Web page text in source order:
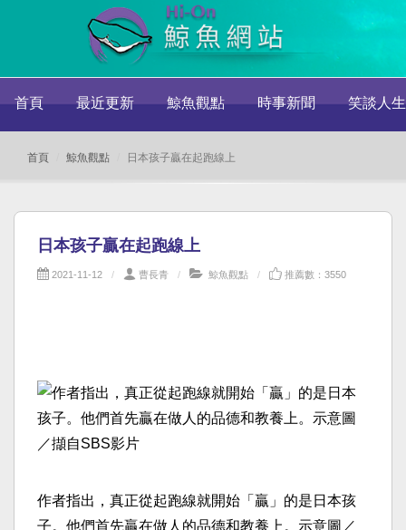
首頁 最近更新 鯨魚觀點 時事新聞 笑談人生
首頁 鯨魚觀點 日本孩子贏在起跑線上
日本孩子贏在起跑線上
2021-11-12 曹長青 鯨魚觀點 推薦數：3550
作者指出，真正從起跑線就開始「贏」的是日本孩
子。他們首先贏在做人的品德和教養上。示意圖／